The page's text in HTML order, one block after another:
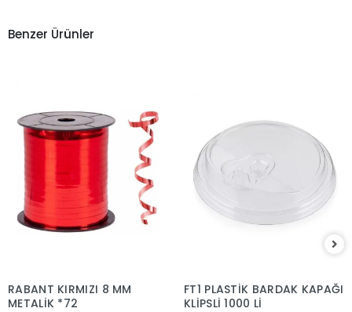
Benzer Ürünler
RABANT KIRMIZI 8 MM
METALİK *72
FT1 PLASTİK BARDAK KAPAĞI
KLİPSLİ 1000 Lİ